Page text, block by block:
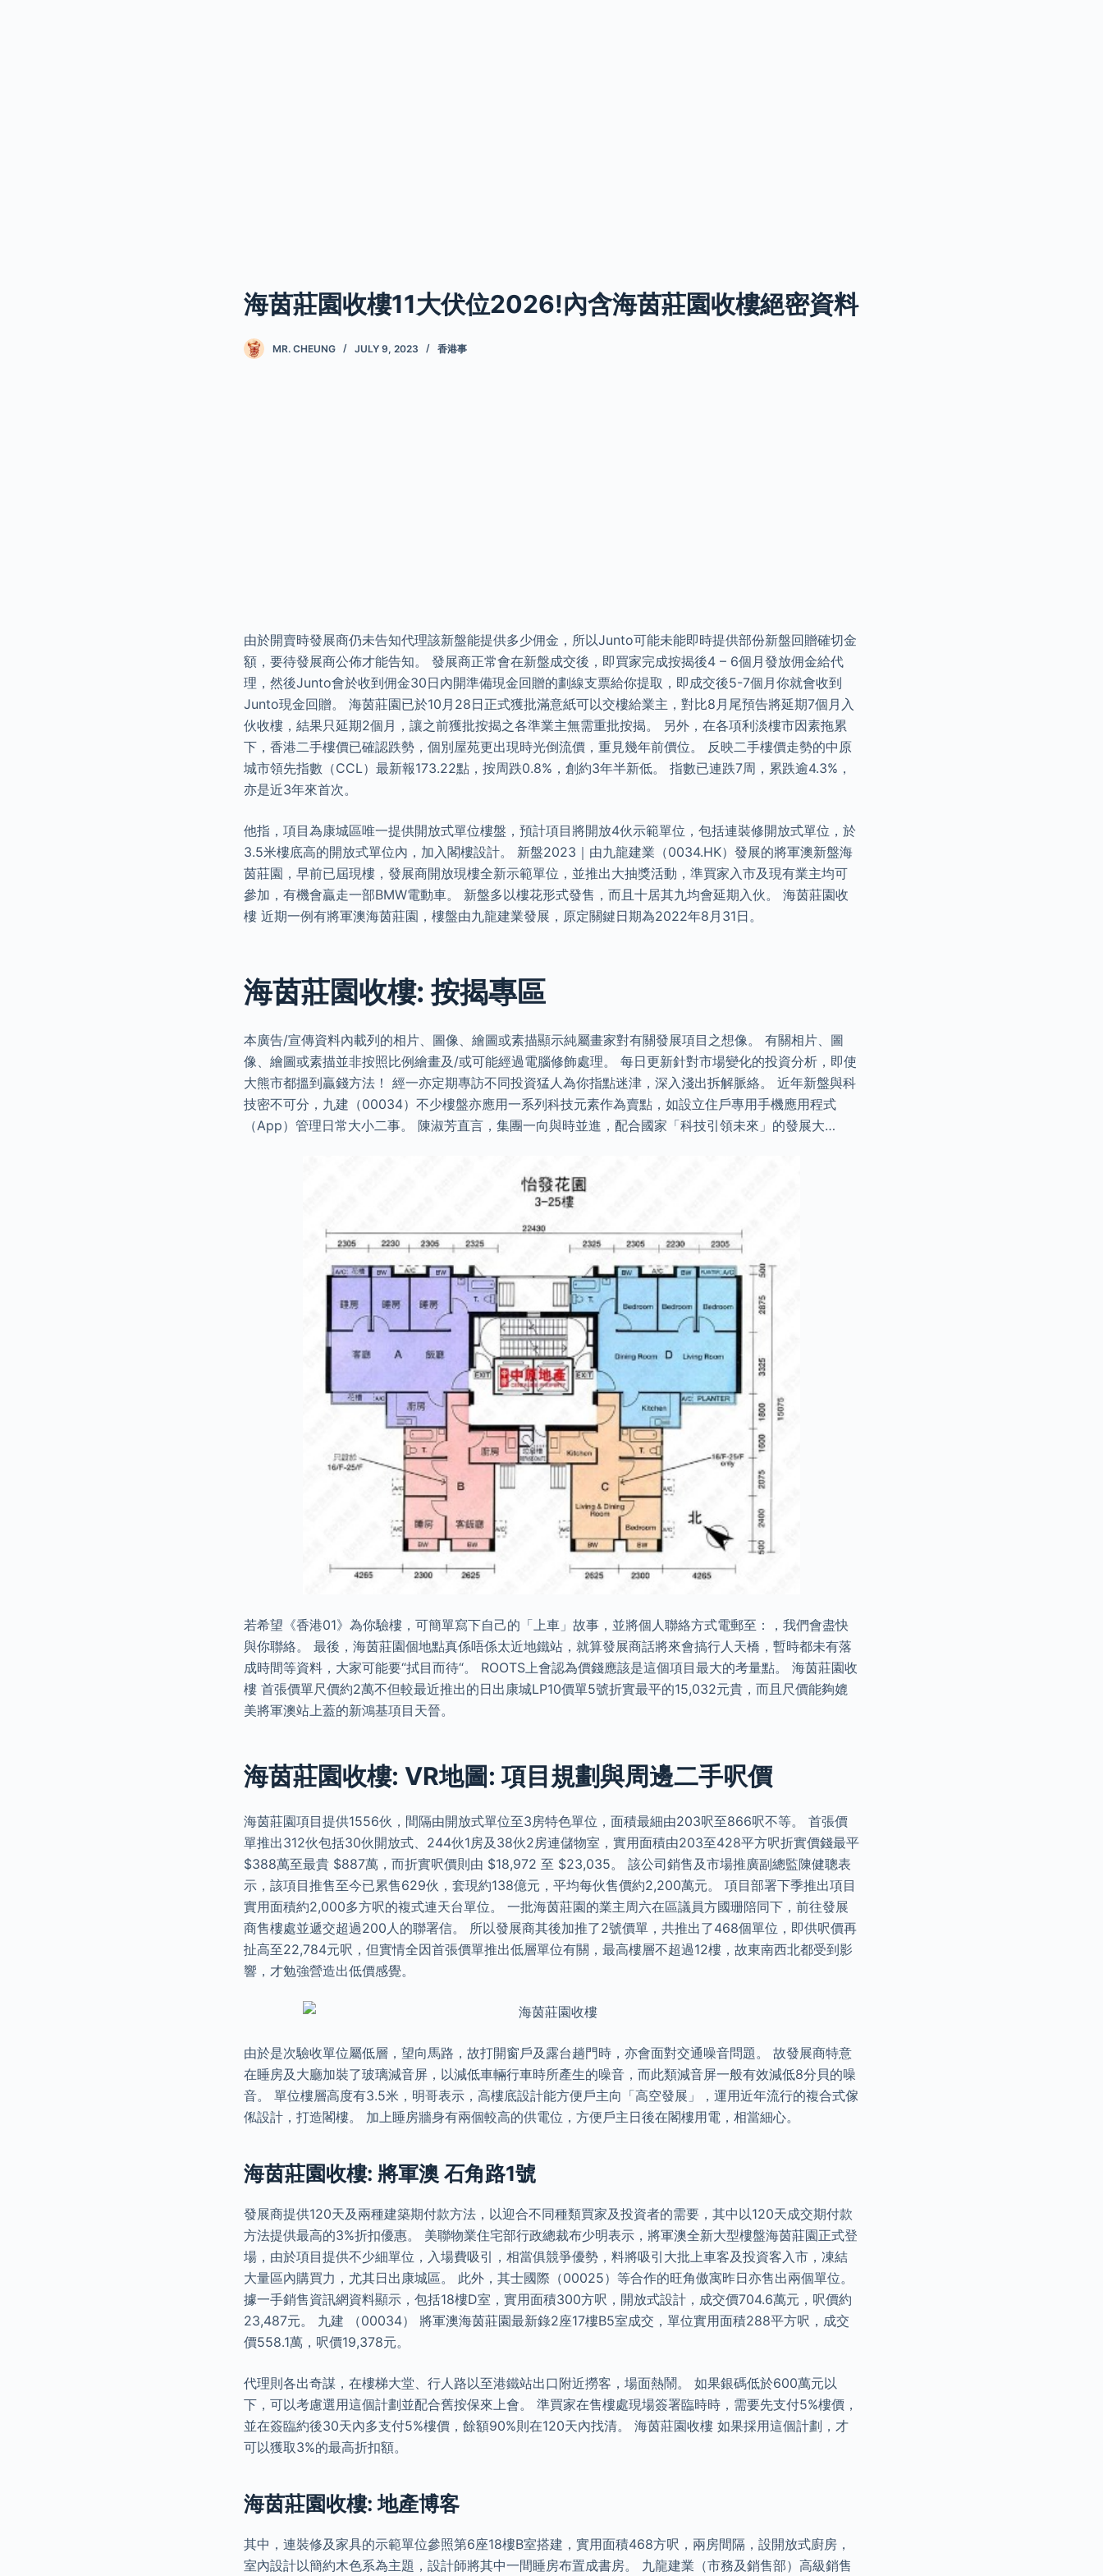
海茵莊園收樓11大伏位2026!內含海茵莊園收樓絕密資料
MR. CHEUNG JULY 9, 2023 香港事
由於開賣時發展商仍未告知代理該新盤能提供多少佣金，所以Junto可能未能即時提供部份新盤回贈確切金
額，要待發展商公佈才能告知。 發展商正常會在新盤成交後，即買家完成按揭後4 – 6個月發放佣金給代
理，然後Junto會於收到佣金30日內開準備現金回贈的劃線支票給你提取，即成交後5-7個月你就會收到
Junto現金回贈。 海茵莊園已於10月28日正式獲批滿意紙可以交樓給業主，對比8月尾預告將延期7個月入
伙收樓，結果只延期2個月，讓之前獲批按揭之各準業主無需重批按揭。 另外，在各項利淡樓市因素拖累
下，香港二手樓價已確認跌勢，個別屋苑更出現時光倒流價，重見幾年前價位。 反映二手樓價走勢的中原
城市領先指數（CCL）最新報173.22點，按周跌0.8%，創約3年半新低。 指數已連跌7周，累跌逾4.3%，
亦是近3年來首次。
他指，項目為康城區唯一提供開放式單位樓盤，預計項目將開放4伙示範單位，包括連裝修開放式單位，於
3.5米樓底高的開放式單位內，加入閣樓設計。 新盤2023｜由九龍建業（0034.HK）發展的將軍澳新盤海
茵莊園，早前已屆現樓，發展商開放現樓全新示範單位，並推出大抽獎活動，準買家入市及現有業主均可
參加，有機會贏走一部BMW電動車。 新盤多以樓花形式發售，而且十居其九均會延期入伙。 海茵莊園收
樓 近期一例有將軍澳海茵莊園，樓盤由九龍建業發展，原定關鍵日期為2022年8月31日。
海茵莊園收樓: 按揭專區
本廣告/宣傳資料內載列的相片、圖像、繪圖或素描顯示純屬畫家對有關發展項目之想像。 有關相片、圖
像、繪圖或素描並非按照比例繪畫及/或可能經過電腦修飾處理。 每日更新針對市場變化的投資分析，即使
大熊市都搵到贏錢方法！ 經一亦定期專訪不同投資猛人為你指點迷津，深入淺出拆解脈絡。 近年新盤與科
技密不可分，九建（00034）不少樓盤亦應用一系列科技元素作為賣點，如設立住戶專用手機應用程式
（App）管理日常大小二事。 陳淑芳直言，集團一向與時並進，配合國家「科技引領未來」的發展大…
若希望《香港01》為你驗樓，可簡單寫下自己的「上車」故事，並將個人聯絡方式電郵至：，我們會盡快
與你聯絡。 最後，海茵莊園個地點真係唔係太近地鐵站，就算發展商話將來會搞行人天橋，暫時都未有落
成時間等資料，大家可能要“拭目而待“。 ROOTS上會認為價錢應該是這個項目最大的考量點。 海茵莊園收
樓 首張價單尺價約2萬不但較最近推出的日出康城LP10價單5號折實最平的15,032元貴，而且尺價能夠媲
美將軍澳站上蓋的新鴻基項目天晉。
海茵莊園收樓: VR地圖: 項目規劃與周邊二手呎價
海茵莊園項目提供1556伙，間隔由開放式單位至3房特色單位，面積最細由203呎至866呎不等。 首張價
單推出312伙包括30伙開放式、244伙1房及38伙2房連儲物室，實用面積由203至428平方呎折實價錢最平
$388萬至最貴 $887萬，而折實呎價則由 $18,972 至 $23,035。 該公司銷售及市場推廣副總監陳健聰表
示，該項目推售至今已累售629伙，套現約138億元，平均每伙售價約2,200萬元。 項目部署下季推出項目
實用面積約2,000多方呎的複式連天台單位。 一批海茵莊園的業主周六在區議員方國珊陪同下，前往發展
商售樓處並遞交超過200人的聯署信。 所以發展商其後加推了2號價單，共推出了468個單位，即供呎價再
扯高至22,784元呎，但實情全因首張價單推出低層單位有關，最高樓層不超過12樓，故東南西北都受到影
響，才勉強營造出低價感覺。
由於是次驗收單位屬低層，望向馬路，故打開窗戶及露台趟門時，亦會面對交通噪音問題。 故發展商特意
在睡房及大廳加裝了玻璃減音屏，以減低車輛行車時所產生的噪音，而此類減音屏一般有效減低8分貝的噪
音。 單位樓層高度有3.5米，明哥表示，高樓底設計能方便戶主向「高空發展」，運用近年流行的複合式傢
俬設計，打造閣樓。 加上睡房牆身有兩個較高的供電位，方便戶主日後在閣樓用電，相當細心。
海茵莊園收樓: 將軍澳 石角路1號
發展商提供120天及兩種建築期付款方法，以迎合不同種類買家及投資者的需要，其中以120天成交期付款
方法提供最高的3%折扣優惠。 美聯物業住宅部行政總裁布少明表示，將軍澳全新大型樓盤海茵莊園正式登
場，由於項目提供不少細單位，入場費吸引，相當俱競爭優勢，料將吸引大批上車客及投資客入市，凍結
大量區內購買力，尤其日出康城區。 此外，其士國際（00025）等合作的旺角傲寓昨日亦售出兩個單位。
據一手銷售資訊網資料顯示，包括18樓D室，實用面積300方呎，開放式設計，成交價704.6萬元，呎價約
23,487元。 九建 （00034） 將軍澳海茵莊園最新錄2座17樓B5室成交，單位實用面積288平方呎，成交
價558.1萬，呎價19,378元。
代理則各出奇謀，在樓梯大堂、行人路以至港鐵站出口附近撈客，場面熱鬧。 如果銀碼低於600萬元以
下，可以考慮選用這個計劃並配合舊按保來上會。 準買家在售樓處現場簽署臨時時，需要先支付5%樓價，
並在簽臨約後30天內多支付5%樓價，餘額90%則在120天內找清。 海茵莊園收樓 如果採用這個計劃，才
可以獲取3%的最高折扣額。
海茵莊園收樓: 地產博客
其中，連裝修及家具的示範單位參照第6座18樓B室搭建，實用面積468方呎，兩房間隔，設開放式廚房，
室內設計以簡約木色系為主題，設計師將其中一間睡房布置成書房。 九龍建業（市務及銷售部）高級銷售